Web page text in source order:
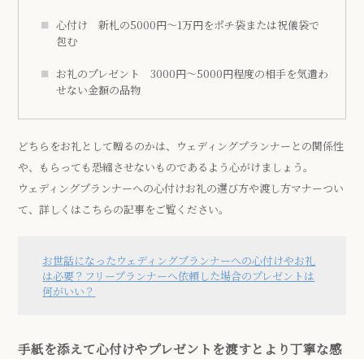
心付け 新札の5000円～1万円をポチ袋または祝儀袋で
包む
お礼のプレゼント 3000円～5000円程度の相手を気遣わ
せない金額の品物
どちらをお礼として贈るのかは、ウェディングプランナーとの関係性
や、もらっても恐縮させないものであるよう心がけましょう。
ウェディングプランナーへの心付けお礼の選び方や渡し方マナーつい
て、詳しくはこちらの記事をご覧ください。
お世話になったウェディングプランナーへの心付けやお礼
は必要？フリープランナーへ依頼した場合のプレゼントは
何がいい？
手紙を添えて心付けやプレゼントを渡すとより丁寧な感